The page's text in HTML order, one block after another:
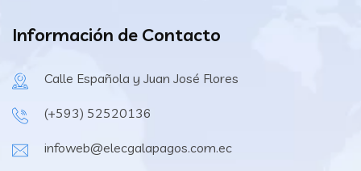
Información de Contacto
Calle Española y Juan José Flores
(+593) 52520136
infoweb@elecgalapagos.com.ec